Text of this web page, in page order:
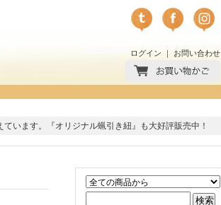
ログイン ｜ お問い合わせ
います。 『オリジナル蝋引き紐』 も大好評販売中！